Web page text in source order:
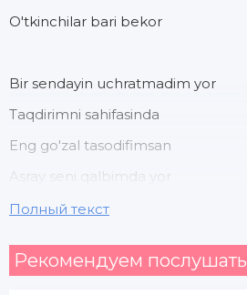
O'tkinchilar bari bekor
Bir sendayin uchratmadim yor
Taqdirimni sahifasinda
Eng go'zal tasodifimsan
Asray seni qalbimda yor
Sevgim mani takror va takror
Полный текст
Рекомендуем послушать